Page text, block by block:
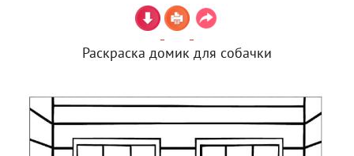
Раскраска домик для собачки